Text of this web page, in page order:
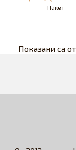
Пакет
Показани са